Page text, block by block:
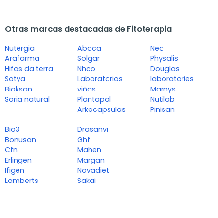
Otras marcas destacadas de Fitoterapia
Nutergia
Arafarma
Hifas da terra
Sotya
Bioksan
Soria natural
Aboca
Solgar
Nhco
Laboratorios
viñas
Plantapol
Arkocapsulas
Neo
Physalis
Douglas
laboratories
Marnys
Nutilab
Pinisan
Bio3
Bonusan
Cfn
Erlingen
Ifigen
Lamberts
Drasanvi
Ghf
Mahen
Margan
Novadiet
Sakai